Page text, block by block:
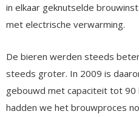
in elkaar geknutselde
met electrische verwarming.
De bieren werden steeds
steeds groter. In 2009 is
gebouwd met capaciteit tot 90
hadden we het brouwproces